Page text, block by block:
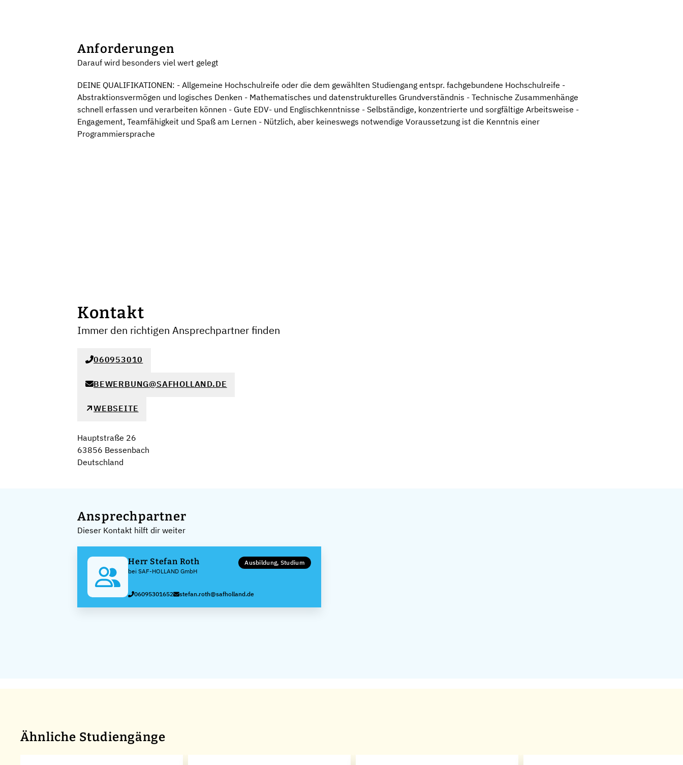
Anforderungen
Darauf wird besonders viel wert gelegt
DEINE QUALIFIKATIONEN: - Allgemeine Hochschulreife oder die dem gewählten Studiengang entspr. fachgebundene Hochschulreife -
Abstraktionsvermögen und logisches Denken - Mathematisches und datenstrukturelles Grundverständnis - Technische Zusammenhänge
schnell erfassen und verarbeiten können - Gute EDV- und Englischkenntnisse - Selbständige, konzentrierte und sorgfältige Arbeitsweise -
Engagement, Teamfähigkeit und Spaß am Lernen - Nützlich, aber keineswegs notwendige Voraussetzung ist die Kenntnis einer
Programmiersprache
Kontakt
Immer den richtigen Ansprechpartner finden
060953010
BEWERBUNG@SAFHOLLAND.DE
WEBSEITE
Hauptstraße 26
63856 Bessenbach
Deutschland
Ansprechpartner
Dieser Kontakt hilft dir weiter
Herr Stefan Roth
bei SAF-HOLLAND GmbH
Ausbildung, Studium
06095301652 stefan.roth@safholland.de
Ähnliche Studiengänge